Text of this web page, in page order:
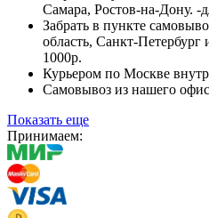
Самара, Ростов-на-Дону. -
Забрать в пункте
область, Санкт-Петербург
1000р.
Курьером по Москве
Самовывоз из нашего
Показать еще
Принимаем: